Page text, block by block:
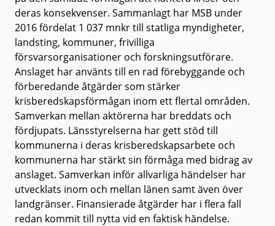
deras konsekvenser. Sammanlagt har MSB under
2016 fördelat 1 037 mnkr till statliga myndigheter,
landsting, kommuner, frivilliga
försvarsorganisationer och forskningsutförare.
Anslaget har använts till en rad förebyggande och
förberedande åtgärder som stärker
krisberedskapsförmågan inom ett flertal områden.
Samverkan mellan aktörerna har breddats och
fördjupats. Länsstyrelserna har gett stöd till
kommunerna i deras krisberedskapsarbete och
kommunerna har stärkt sin förmåga med bidrag av
anslaget. Samverkan inför allvarliga händelser har
utvecklats inom och mellan länen samt även över
landgränser. Finansierade åtgärder har i flera fall
redan kommit till nytta vid en faktisk händelse.